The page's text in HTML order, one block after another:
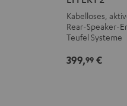
Kabelloses,
Rear-Speaker-
Teufel Systeme
399,99 €